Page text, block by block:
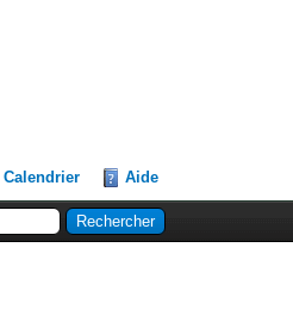
Calendrier Aide